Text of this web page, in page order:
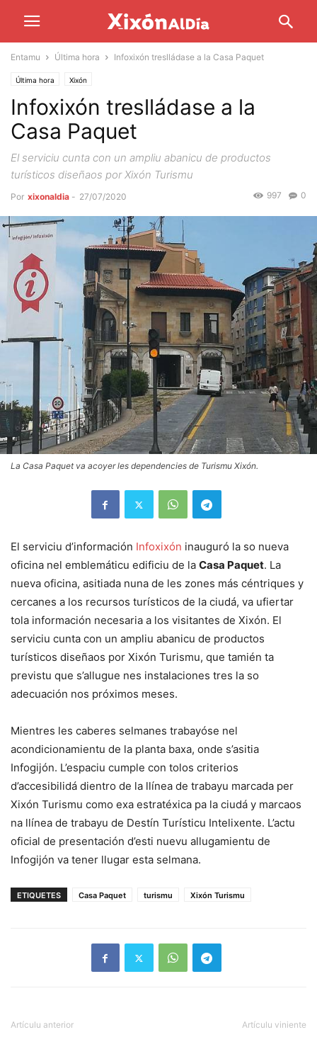
Entamu Última hora Infoxixón treslládase a la Casa Paquet
Última hora Xixón
Infoxixón treslládase a la
Casa Paquet
El serviciu cunta con un ampliu abanicu de productos
turísticos diseñaos por Xixón Turismu
Por xixonaldia - 27/07/2020 0
997
La Casa Paquet va acoyer les dependencies de Turismu Xixón.
El serviciu d’información Infoxixón inauguró la so nueva
oficina nel emblemáticu edificiu de la Casa Paquet. La
nueva oficina, asitiada nuna de les zones más céntriques y
cercanes a los recursos turísticos de la ciudá, va ufiertar
tola información necesaria a los visitantes de Xixón. El
serviciu cunta con un ampliu abanicu de productos
turísticos diseñaos por Xixón Turismu, que tamién ta
previstu que s’allugue nes instalaciones tres la so
adecuación nos próximos meses.
Mientres les caberes selmanes trabayóse nel
acondicionamientu de la planta baxa, onde s’asitia
Infogijón. L’espaciu cumple con tolos criterios
d’accesibilidá dientro de la llínea de trabayu marcada per
Xixón Turismu como exa estratéxica pa la ciudá y marcaos
na llínea de trabayu de Destín Turísticu Intelixente. L’actu
oficial de presentación d’esti nuevu allugamientu de
Infogijón va tener llugar esta selmana.
ETIQUETES Casa Paquet turismu Xixón Turismu
Artículu anterior Artículu viniente